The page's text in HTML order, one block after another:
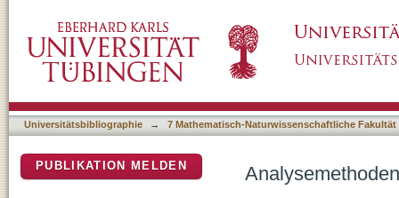
Universitätsbibliographie → 7 Mathematisch-Naturwissenschaftliche Fakultät
Analysemethoden
PUBLIKATION MELDEN